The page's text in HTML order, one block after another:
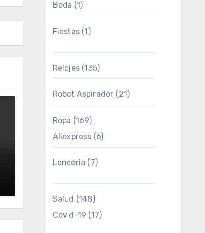
Boda (1)
Fiestas(1)
Relojes(135)
Robot Aspirador (21)
Ropa (169)
Aliexpress (6)
Lenceria (7)
Salud (148)
Covid-19 (17)